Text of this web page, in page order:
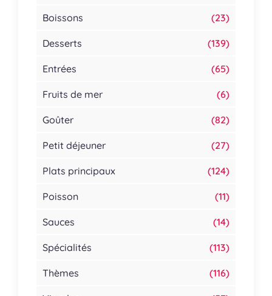
Boissons (23)
Desserts (139)
Entrées (65)
Fruits de mer (6)
Goûter (82)
Petit déjeuner (27)
Plats principaux (124)
Poisson (11)
Sauces (14)
Spécialités (113)
Thèmes (116)